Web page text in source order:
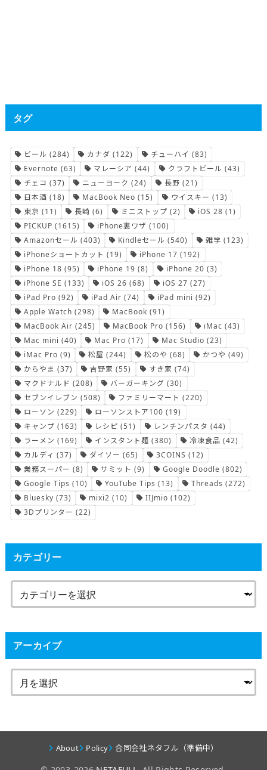
タグ
ビール (284) カナダ (122) チューハイ (83)
Evernote (63) マレーシア (44) クラフトビール (43)
チェコ (37) ニューヨーク (24) 長野 (21)
日本酒 (18) MacBook Neo (15) ウイスキー (13)
東京 (11) 長崎 (6) ミニストップ (2) iOS 28 (1)
PICKUP (1615) iPhone裏ワザ (100)
Amazonセール (403) Kindleセール (540) 雑学 (123)
iPhoneショートカット (19) iPhone 17 (192)
iPhone 18 (95) iPhone 19 (8) iPhone 20 (3)
iPhone SE (133) iOS 26 (68) iOS 27 (27)
iPad Pro (92) iPad Air (74) iPad mini (92)
Apple Watch (298) MacBook (91)
MacBook Air (245) MacBook Pro (156) iMac (43)
Mac mini (40) Mac Pro (17) Mac Studio (23)
iMac Pro (9) 松屋 (244) 松のや (68) かつや (49)
からやま (37) 吉野家 (55) すき家 (74)
マクドナルド (208) バーガーキング (30)
セブンイレブン (508) ファミリーマート (220)
ローソン (229) ローソンストア100 (19)
キャンプ (163) レシピ (51) レンチンパスタ (44)
ラーメン (169) インスタント麺 (380) 冷凍食品 (42)
カルディ (37) ダイソー (65) 3COINS (12)
業務スーパー (8) サミット (9) Google Doodle (802)
Google Tips (10) YouTube Tips (13) Threads (272)
Bluesky (73) mixi2 (10) IIJmio (102)
3Dプリンター (22)
カテゴリー
アーカイブ
About Policy 合同会社ネタフル（準備中）